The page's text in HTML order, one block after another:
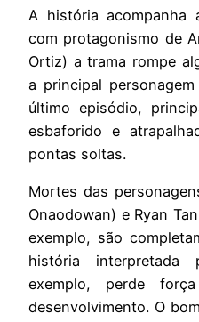
A história acompanha
com protagonismo de
Ortiz) a trama rompe
a principal
último episódio,
esbaforido e
pontas soltas.
Mortes das
Onaodowan) e Ryan
exemplo, são
história
exemplo, perde
desenvolvimento. O